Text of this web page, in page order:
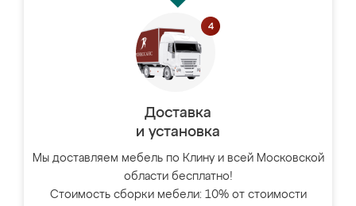
Доставка
и установка
Мы доставляем мебель по Клину и всей Московской
области бесплатно!
Стоимость сборки мебели: 10% от стоимости